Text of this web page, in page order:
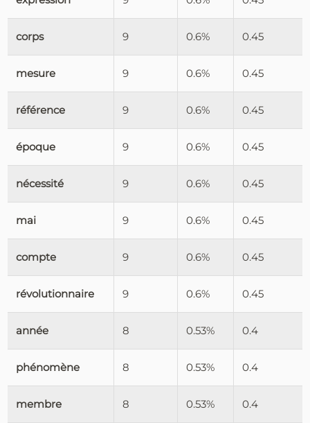
corps 9 0.6% 0.45
mesure 9 0.6% 0.45
référence 9 0.6% 0.45
époque 9 0.6% 0.45
nécessité 9 0.6% 0.45
mai 9 0.6% 0.45
compte 9 0.6% 0.45
révolutionnaire 9 0.6% 0.45
année 8 0.53% 0.4
phénomène 8 0.53% 0.4
membre 8 0.53% 0.4